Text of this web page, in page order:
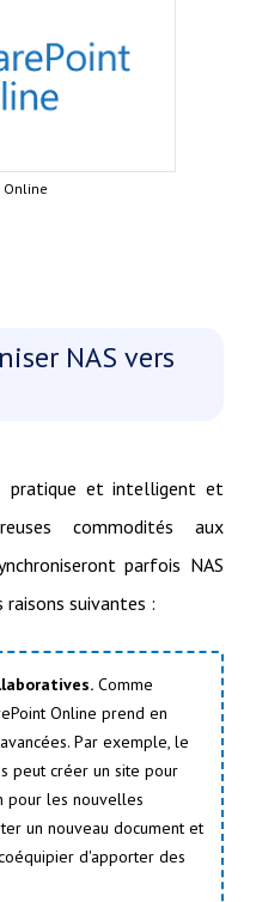
Online
NAS vers
pratique et intelligent et
commodités aux
parfois NAS
raisons suivantes :
Comme
Online prend en
Par exemple, le
peut créer un site pour
pour les nouvelles
un nouveau document et
d'apporter des